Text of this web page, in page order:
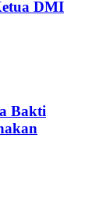
DMI
Bakti